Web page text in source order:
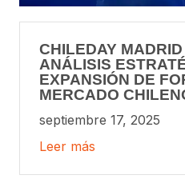
CHILEDAY
ANÁLISIS
EXPANSIÓN DE
MERCADO
septiembre 17, 2025
Leer más